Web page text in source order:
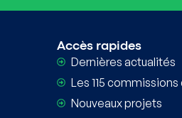
Accès rapides
Dernières actualités
Les 115
Nouveaux projets